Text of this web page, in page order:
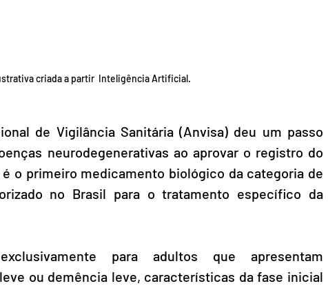
criada a partir  Inteligência Artificial.
de Vigilância Sanitária (Anvisa) deu um passo
o primeiro medicamento biológico da categoria de
no Brasil para o tratamento específico da
para adultos que apresentam
ou demência leve, características da fase inicial